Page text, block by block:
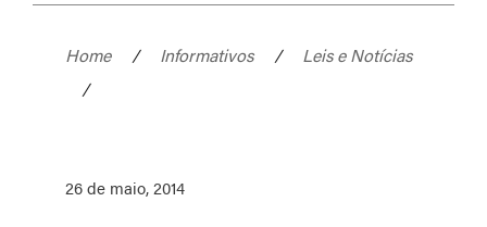
Home / Informativos /
Leis e Notícias
/
26 de maio, 2014